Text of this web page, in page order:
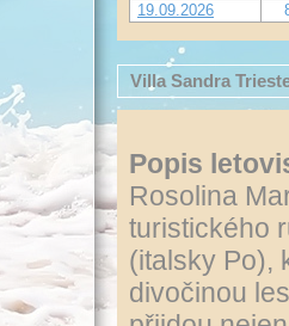
19.09.2026
Villa Sandra
Popis
Rosolina
turistického
(italsky Po),
divočinou